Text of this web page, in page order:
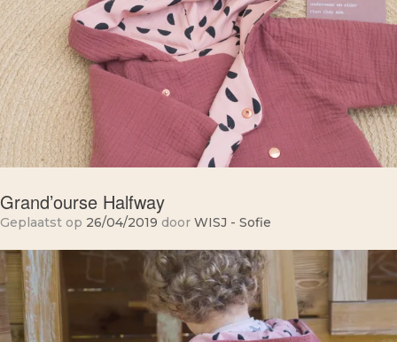
Grand’ourse Halfway
Geplaatst op 26/04/2019 door WISJ - Sofie